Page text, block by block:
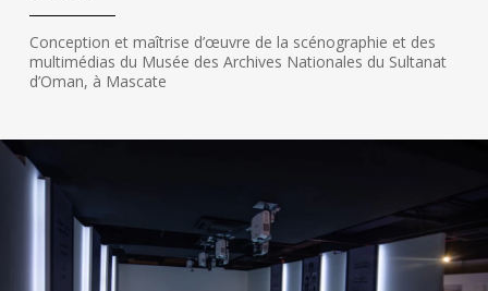
Conception et maîtrise d’œuvre de la scénographie et des
multimédias du Musée des Archives Nationales du Sultanat
d’Oman, à Mascate